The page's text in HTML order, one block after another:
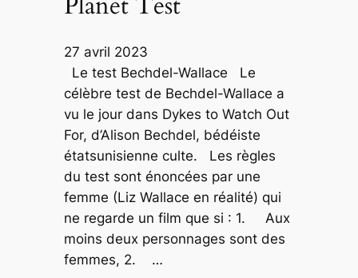
27 avril 2023
Le test Bechdel-Wallace Le
célèbre test de Bechdel-Wallace a
vu le jour dans Dykes to Watch Out
For, d’Alison Bechdel, bédéiste
étatsunisienne culte. Les règles
du test sont énoncées par une
femme (Liz Wallace en réalité) qui
ne regarde un film que si : 1. Aux
moins deux personnages sont des
femmes, 2. …